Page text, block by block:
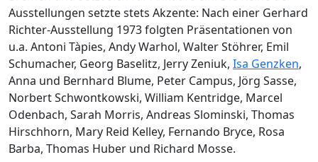
Ausstellungen setzte stets Akzente: Nach einer Gerhard
Richter-Ausstellung 1973 folgten Präsentationen von
u.a. Antoni Tàpies, Andy Warhol, Walter Stöhrer, Emil
Schumacher, Georg Baselitz, Jerry Zeniuk, Isa Genzken,
Anna und Bernhard Blume, Peter Campus, Jörg Sasse,
Norbert Schwontkowski, William Kentridge, Marcel
Odenbach, Sarah Morris, Andreas Slominski, Thomas
Hirschhorn, Mary Reid Kelley, Fernando Bryce, Rosa
Barba, Thomas Huber und Richard Mosse.